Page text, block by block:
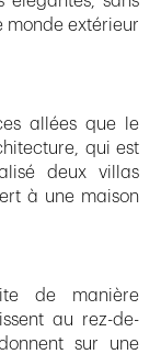
monde extérieur
allées que le
qui est
deux villas
à une maison
de manière
au rez-de-
sur une